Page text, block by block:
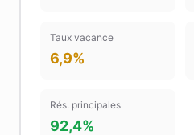
Taux vacance
6,9%
Rés. principales
92,4%